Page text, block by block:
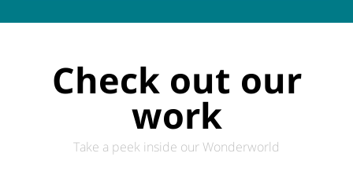
Check out our
work
Take a peek inside our Wonderworld